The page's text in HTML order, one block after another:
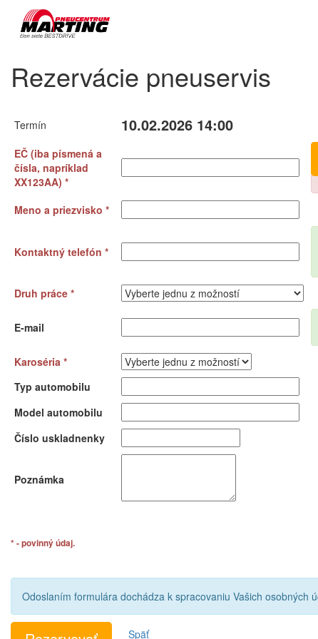
Rezervácie pneuservis
Termín 10.02.2026 14:00
EČ (iba písmená a
čísla, napríklad
XX123AA) *
Meno a priezvisko *
Kontaktný telefón *
Druh práce *
E-mail
Karoséria *
Typ automobilu
Model automobilu
Číslo uskladnenky
Poznámka
* - povinný údaj.
Odoslaním formulára dochádza k spracovaniu Vašich osobných
Späť